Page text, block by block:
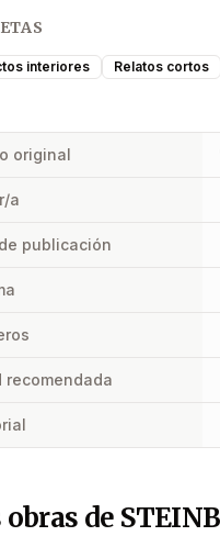
interiores Relatos cortos
original
a
publicación
recomendada
de